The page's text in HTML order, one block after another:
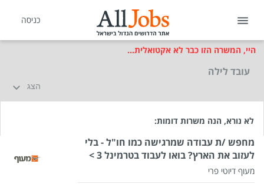
כניסה
היי, המשרה הזו כבר לא אקטואלית...
עובד לילה
הצג
לא נורא, הנה משרות דומות:
מחפש /ת עבודה שמרגישה כמו חו"ל - בלי
לעזוב את הארץ? בואו לעבוד בטרמינל 3 >
מעוף דיוטי פרי